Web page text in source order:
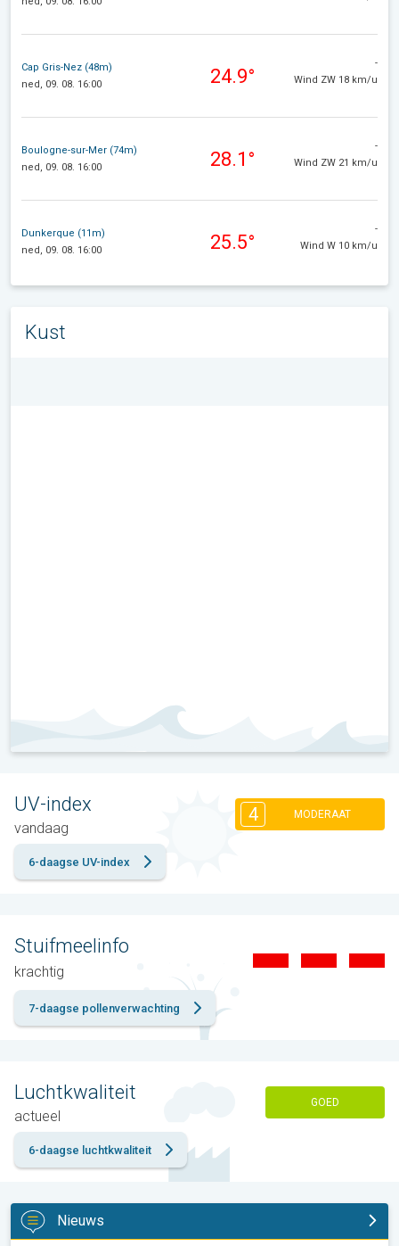
Cap Gris-Nez (48m)
ned, 09. 08. 16:00
24.9°
-
Wind ZW 18 km/u
Boulogne-sur-Mer (74m)
ned, 09. 08. 16:00
28.1°
-
Wind ZW 21 km/u
Dunkerque (11m)
ned, 09. 08. 16:00
25.5°
-
Wind W 10 km/u
Kust
UV-index
vandaag
4 MODERAAT
6-daagse UV-index
Stuifmeelinfo
krachtig
7-daagse pollenverwachting
Luchtkwaliteit
actueel
GOED
6-daagse luchtkwaliteit
Nieuws